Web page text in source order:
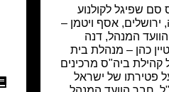
סם שפיגל לקולנוע
ירושלים, אסף ויטמן –
הוועד המנהל, דנה
כהן – מנהלת בית
קהילת ביה"ס מרכינים
פטירתו של ישראל